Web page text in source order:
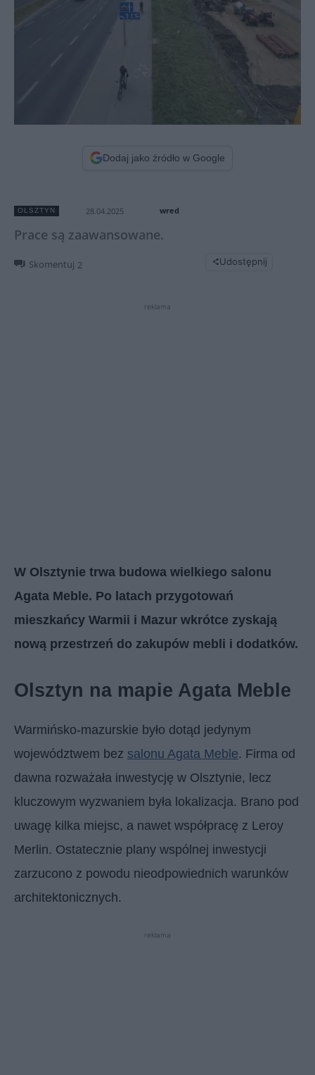
Dodaj jako źródło w Google
OLSZTYN 28.04.2025 wred
Prace są zaawansowane.
Skomentuj 2 Udostępnij
reklama
W Olsztynie trwa budowa wielkiego salonu
Agata Meble. Po latach przygotowań
mieszkańcy Warmii i Mazur wkrótce zyskają
nową przestrzeń do zakupów mebli i dodatków.
Olsztyn na mapie Agata Meble
Warmińsko-mazurskie było dotąd jedynym
województwem bez salonu Agata Meble. Firma od
dawna rozważała inwestycję w Olsztynie, lecz
kluczowym wyzwaniem była lokalizacja. Brano pod
uwagę kilka miejsc, a nawet współpracę z Leroy
Merlin. Ostatecznie plany wspólnej inwestycji
zarzucono z powodu nieodpowiednich warunków
architektonicznych.
reklama